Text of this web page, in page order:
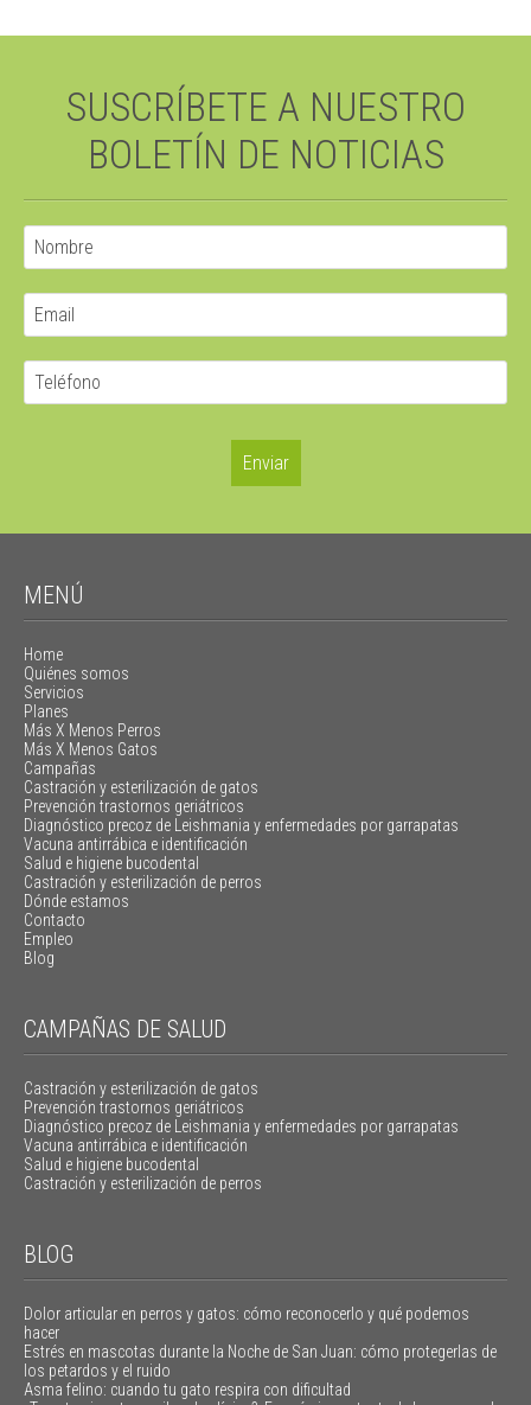
SUSCRÍBETE A NUESTRO
BOLETÍN DE NOTICIAS
MENÚ
Home
Quiénes somos
Servicios
Planes
Más X Menos Perros
Más X Menos Gatos
Campañas
Castración y esterilización de gatos
Prevención trastornos geriátricos
Diagnóstico precoz de Leishmania y enfermedades por garrapatas
Vacuna antirrábica e identificación
Salud e higiene bucodental
Castración y esterilización de perros
Dónde estamos
Contacto
Empleo
Blog
CAMPAÑAS DE SALUD
Castración y esterilización de gatos
Prevención trastornos geriátricos
Diagnóstico precoz de Leishmania y enfermedades por garrapatas
Vacuna antirrábica e identificación
Salud e higiene bucodental
Castración y esterilización de perros
BLOG
Dolor articular en perros y gatos: cómo reconocerlo y qué podemos
hacer
Estrés en mascotas durante la Noche de San Juan: cómo protegerlas de
los petardos y el ruido
Asma felino: cuando tu gato respira con dificultad